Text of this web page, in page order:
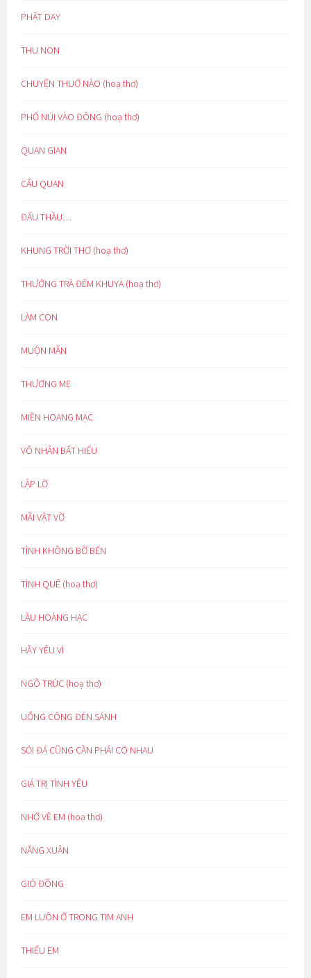
PHẬT DẠY
THU NON
CHUYỆN THUỞ NÀO (hoạ thơ)
PHỐ NÚI VÀO ĐÔNG (hoạ thơ)
QUAN GIAN
CẨU QUAN
ĐẤU THẦU…
KHUNG TRỜI THƠ (hoạ thơ)
THƯỞNG TRÀ ĐÊM KHUYA (hoạ thơ)
LÀM CON
MUỘN MẰN
THƯƠNG MẸ
MIỀN HOANG MẠC
VÔ NHÂN BẤT HIẾU
LẬP LỜ
MÃI VẬT VỜ
TÌNH KHÔNG BỜ BẾN
TÌNH QUÊ (hoạ thơ)
LẦU HOÀNG HẠC
HÃY YÊU VÌ
NGÕ TRÚC (hoạ thơ)
UỔNG CÔNG ĐÈN SÁNH
SỎI ĐÁ CŨNG CẦN PHẢI CÓ NHAU
GIÁ TRỊ TÌNH YÊU
NHỚ VỀ EM (hoạ thơ)
NẮNG XUÂN
GIÓ ĐÔNG
EM LUÔN Ở TRONG TIM ANH
THIẾU EM